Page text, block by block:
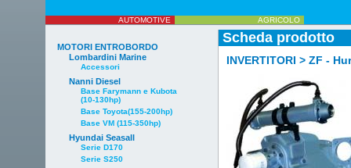
AUTOMOTIVE AGRICOLO
MOTORI ENTROBORDO
Lombardini Marine
Accessori
Nanni Diesel
Base Farymann e Kubota
(10-130hp)
Base Toyota(155-200hp)
Base VM (115-350hp)
Hyundai Seasall
Serie D170
Serie S250
Scheda prodotto
INVERTITORI > ZF -